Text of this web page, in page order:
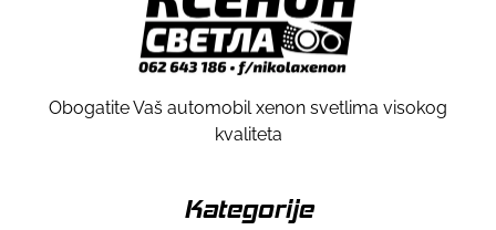
Obogatite Vaš automobil xenon svetlima visokog
kvaliteta
Kategorije